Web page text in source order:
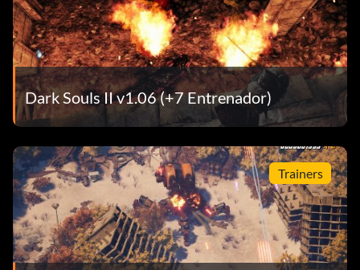
Dark Souls II v1.06 (+7 Entrenador)
Trainers